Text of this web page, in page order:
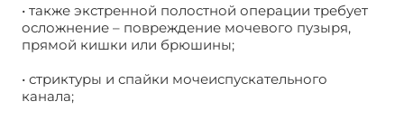
• также экстренной полостной операции требует
осложнение – повреждение мочевого пузыря,
прямой кишки или брюшины;
• стриктуры и спайки мочеиспускательного
канала;